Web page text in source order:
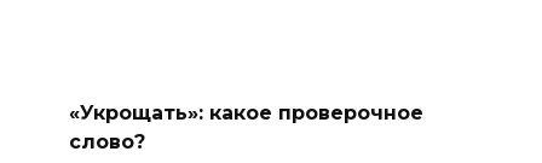
«Укрощать»: какое проверочное
слово?